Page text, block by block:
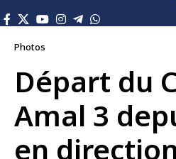
Photos
Départ du
Amal 3
en